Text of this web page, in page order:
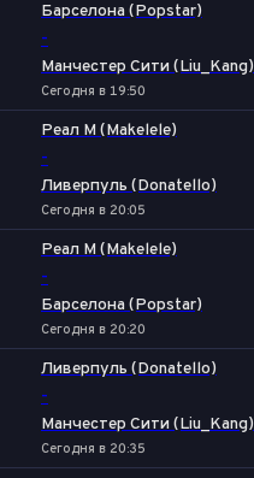
Барселона (Popstar)
-
Манчестер Сити (Liu_Kang)
Сегодня в 19:50
Реал М (Makelele)
-
Ливерпуль (Donatello)
Сегодня в 20:05
Реал М (Makelele)
-
Барселона (Popstar)
Сегодня в 20:20
Ливерпуль (Donatello)
-
Манчестер Сити (Liu_Kang)
Сегодня в 20:35